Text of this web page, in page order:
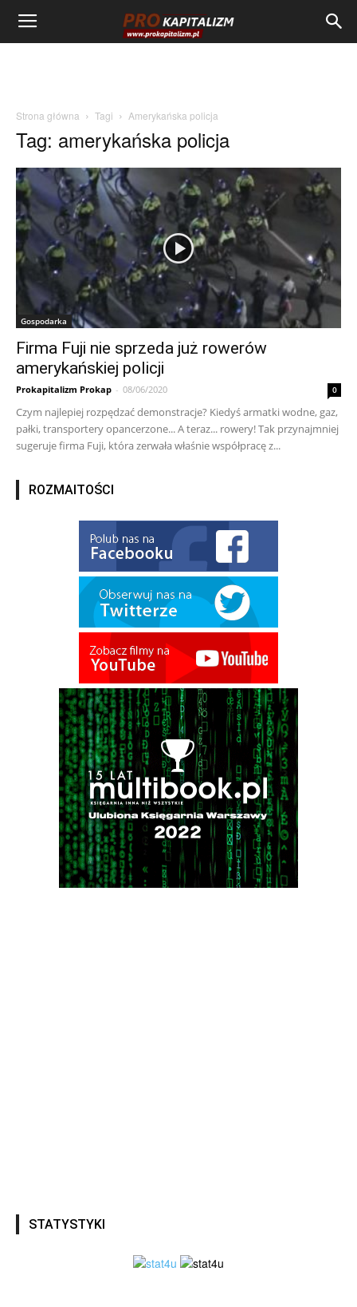
Strona główna Tagi Amerykańska policja
Tag: amerykańska policja
Gospodarka
Firma Fuji nie sprzeda już rowerów
amerykańskiej policji
Prokapitalizm Prokap - 08/06/2020 0
Czym najlepiej rozpędzać demonstracje? Kiedyś armatki wodne, gaz,
pałki, transportery opancerzone... A teraz... rowery! Tak przynajmniej
sugeruje firma Fuji, która zerwała właśnie współpracę z...
ROZMAITOŚCI
STATYSTYKI